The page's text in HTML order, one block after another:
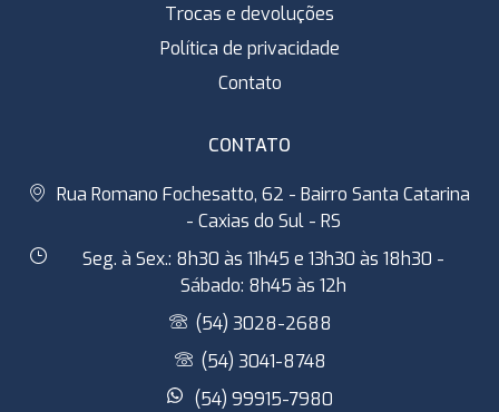
Trocas e devoluções
Política de privacidade
Contato
CONTATO
Rua Romano Fochesatto, 62 - Bairro Santa Catarina
- Caxias do Sul - RS
Seg. à Sex.: 8h30 às 11h45 e 13h30 às 18h30 -
Sábado: 8h45 às 12h
(54) 3028-2688
(54) 3041-8748
(54) 99915-7980